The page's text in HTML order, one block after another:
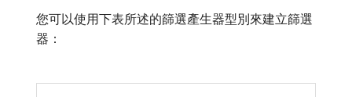
您可以使用下表所述的篩選產生器型別來建立篩選
器：